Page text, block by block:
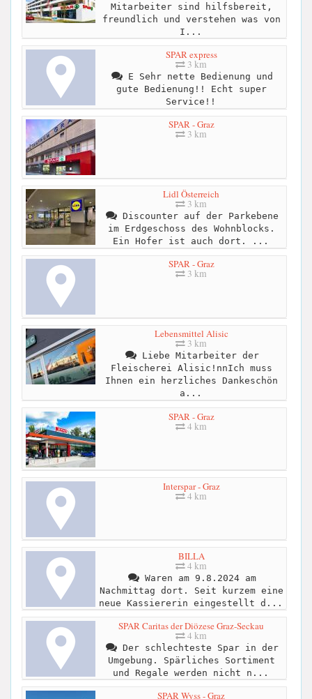
Mitarbeiter sind hilfsbereit,
freundlich und verstehen was von
I...
SPAR express
3 km
E Sehr nette Bedienung und
gute Bedienung!! Echt super
Service!!
SPAR - Graz
3 km
Lidl Österreich
3 km
Discounter auf der Parkebene
im Erdgeschoss des Wohnblocks.
Ein Hofer ist auch dort. ...
SPAR - Graz
3 km
Lebensmittel Alisic
3 km
Liebe Mitarbeiter der
Fleischerei Alisic!nnIch muss
Ihnen ein herzliches Dankeschön
a...
SPAR - Graz
4 km
Interspar - Graz
4 km
BILLA
4 km
Waren am 9.8.2024 am
Nachmittag dort. Seit kurzem eine
neue Kassiererin eingestellt d...
SPAR Caritas der Diözese Graz-Seckau
4 km
Der schlechteste Spar in der
Umgebung. Spärliches Sortiment
und Regale werden nicht n...
SPAR Wyss - Graz